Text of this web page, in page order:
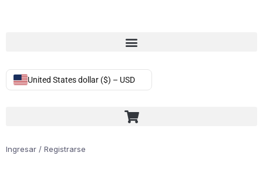
United States dollar ($) – USD
Ingresar / Registrarse